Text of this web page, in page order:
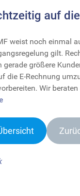
auf
weist noch einmal
gilt.
größere
die E-Rechnung
Wir
t